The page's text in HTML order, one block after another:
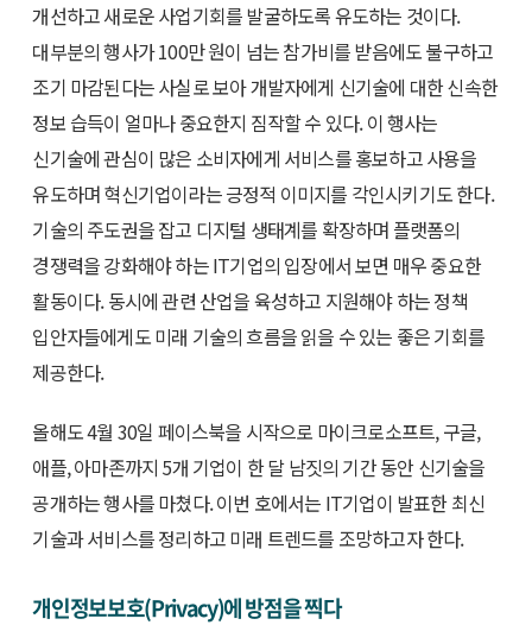
개선하고 새로운 사업기회를 발굴하도록 유도하는 것이다.
대부분의 행사가 100만 원이 넘는 참가비를 받음에도 불구하고
조기 마감된다는 사실로 보아 개발자에게 신기술에 대한 신속한
정보 습득이 얼마나 중요한지 짐작할 수 있다. 이 행사는
신기술에 관심이 많은 소비자에게 서비스를 홍보하고 사용을
유도하며 혁신기업이라는 긍정적 이미지를 각인시키기도 한다.
기술의 주도권을 잡고 디지털 생태계를 확장하며 플랫폼의
경쟁력을 강화해야 하는 IT기업의 입장에서 보면 매우 중요한
활동이다. 동시에 관련 산업을 육성하고 지원해야 하는 정책
입안자들에게도 미래 기술의 흐름을 읽을 수 있는 좋은 기회를
제공한다.
올해도 4월 30일 페이스북을 시작으로 마이크로소프트, 구글,
애플, 아마존까지 5개 기업이 한 달 남짓의 기간 동안 신기술을
공개하는 행사를 마쳤다. 이번 호에서는 IT기업이 발표한 최신
기술과 서비스를 정리하고 미래 트렌드를 조망하고자 한다.
개인정보보호(Privacy)에 방점을 찍다